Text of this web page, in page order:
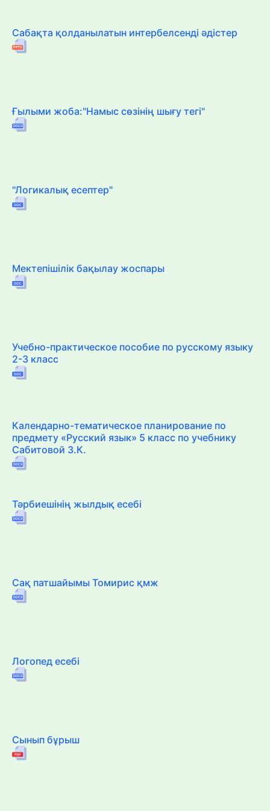
Сабақта қолданылатын интербелсенді әдістер
Ғылыми жоба:"Намыс сөзінің шығу тегі"
"Логикалық есептер"
Мектепішілік бақылау жоспары
Учебно-практическое пособие по русскому языку
2-3 класс
Календарно-тематическое планирование по
предмету «Русский язык» 5 класс по учебнику
Сабитовой З.К.
Тәрбиешінің жылдық есебі
Сақ патшайымы Томирис қмж
Логопед есебі
Сынып бұрыш